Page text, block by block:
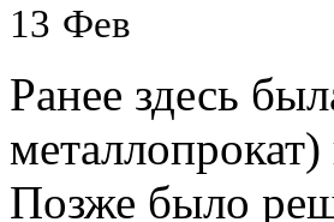
13 Фев
Ранее здесь
Позже было